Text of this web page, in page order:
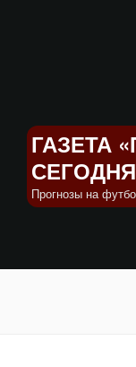
ГАЗЕТА
Прогнозы на